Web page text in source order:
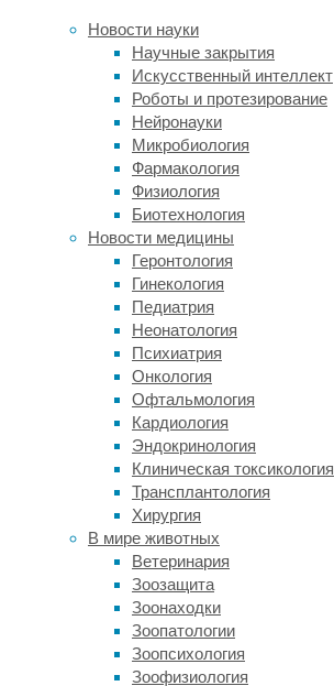
Новости науки
Научные закрытия
Искусственный интеллект
Роботы и протезирование
Нейронауки
Микробиология
Фармакология
Физиология
Биотехнология
Новости медицины
Геронтология
Гинекология
Педиатрия
Неонатология
Психиатрия
Онкология
Офтальмология
Кардиология
Эндокринология
Клиническая токсикология
Трансплантология
Хирургия
В мире животных
Ветеринария
Зоозащита
Зоонаходки
Зоопатологии
Зоопсихология
Зоофизиология
Но
пока
это
очень
сложно
дорого.
Железомарганцевые
конкреции
большом
количестве
рассыпаны
океанскому
начиная
глубины
несколько
метров.
сбор
серьезно
навредит
местным
сообществам,